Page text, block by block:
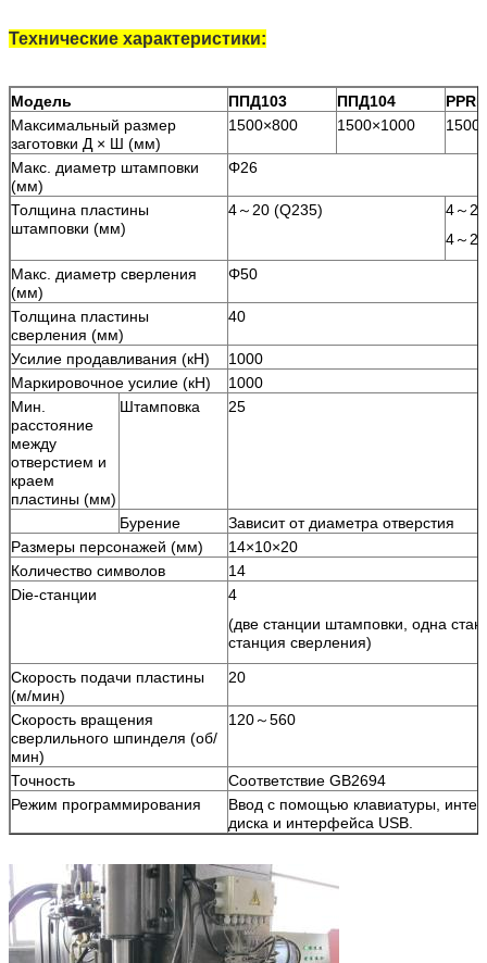
Технические характеристики:
Модель ППД103 ППД104
Максимальный размер
заготовки Д × Ш (мм)
1500×800 1500×1000
Макс. диаметр штамповки
(мм)
Φ26
Толщина пластины
штамповки (мм)
4～20 (Q235)
4～
4～
Макс. диаметр сверления
(мм)
Φ50
Толщина пластины
сверления (мм)
40
Усилие продавливания (кН)
1000
Маркировочное усилие (кН)
1000
Мин.
расстояние
между
отверстием и
краем
пластины (мм)
Штамповка 25
Бурение
Зависит от диаметра отверстия
Размеры персонажей (мм)
14×10×20
Количество символов
14
Die-станции
4
(две станции штамповки, одна
станция сверления)
Скорость подачи пластины
(м/мин)
20
Скорость вращения
сверлильного шпинделя (об/
мин)
120～560
Точность
Соответствие GB2694
Режим программирования
Ввод с помощью клавиатуры,
диска и интерфейса USB.